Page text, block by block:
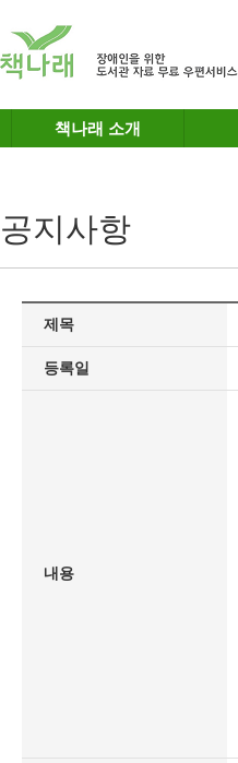
책나래 소개
공지사항
제목
등록일
내용